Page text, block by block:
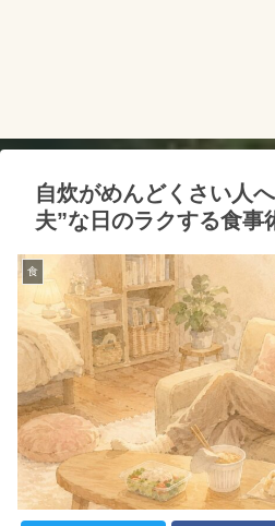
自炊がめんどくさい人
夫”な日のラクする食事
食